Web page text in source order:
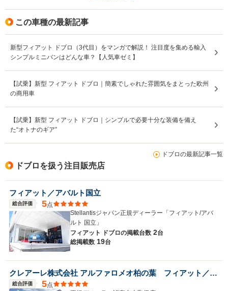
この車種の最新記事
新型フィアット ドブロ（3代目）をマンガで解説！ 注目度を集める輸入
シンプルミニバンはどんな車？【人気車ゼミ】
【試乗】新型 フィアット ドブロ｜簡素でしゃれた雰囲気をまとった欧州
の商用車
【試乗】新型 フィアット ドブロ｜シンプルで必要十分な装備を備え
た“オトナのギア”
ドブロの最新記事一覧
ドブロを扱う注目販売店
フィアット／アバルト国立
総合評価 5点
Stellantisジャパン正規ディーラー「フィアット/アバ
ルト 国立」
フィアット ドブロの掲載台数 2台
総掲載数 19台
クレアーレ株式会社 アルファロメオ柏の葉 フィアット／アバルト柏の葉
総合評価 5点